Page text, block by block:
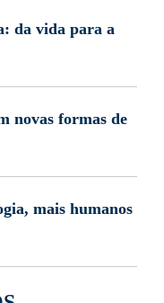
da vida para a
novas formas de
mais humanos